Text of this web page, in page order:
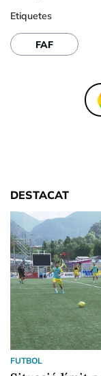
Etiquetes
FAF
DESTACAT
FUTBOL